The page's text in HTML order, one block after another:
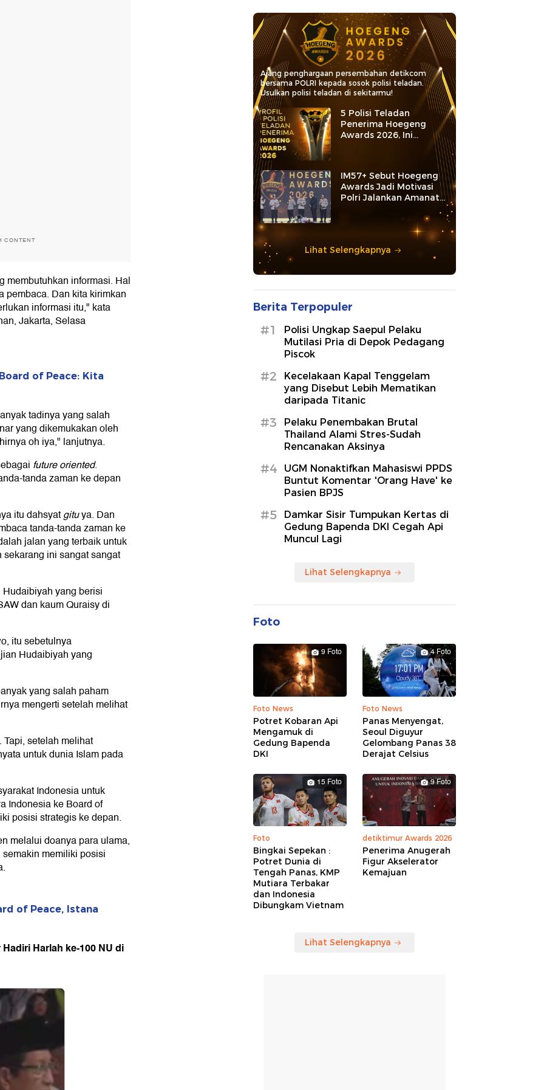
CONTENT
membutuhkan informasi. Hal
pembaca. Dan kita kirimkan
informasi itu," kata
Jakarta, Selasa
of Peace: Kita
tadinya yang salah
yang dikemukakan oleh
oh iya," lanjutnya.
future oriented.
tanda zaman ke depan
itu dahsyatgituya. Dan
tanda-tanda zaman ke
jalan yang terbaik untuk
ini sangat sangat
yang berisi
dan kaum Quraisy di
itu sebetulnya
Hudaibiyah yang
yang salah paham
mengerti setelah melihat
setelah melihat
untuk dunia Islam pada
Indonesia untuk
Indonesia ke Board of
posisi strategis ke depan.
melalui doanya para ulama,
memiliki posisi
of Peace, Istana
Harlah ke-100 NU di
Ajang penghargaan persembahan detikcom
bersama POLRI kepada sosok polisi teladan.
Usulkan polisi teladan di sekitarmu!
5 Polisi Teladan
Penerima Hoegeng
Awards 2026, Ini
Kategori dan Kiprahnya
IM57+ Sebut Hoegeng
Awards Jadi Motivasi
Polri Jalankan Amanat
Lihat Selengkapnya
Berita Terpopuler
#1
Polisi Ungkap Saepul Pelaku
Mutilasi Pria di Depok Pedagang
Piscok
#2
Kecelakaan Kapal Tenggelam
yang Disebut Lebih Mematikan
daripada Titanic
#3
Pelaku Penembakan Brutal
Thailand Alami Stres-Sudah
Rencanakan Aksinya
#4
UGM Nonaktifkan Mahasiswi PPDS
Buntut Komentar 'Orang Have' ke
Pasien BPJS
#5
Damkar Sisir Tumpukan Kertas di
Gedung Bapenda DKI Cegah Api
Muncul Lagi
Lihat Selengkapnya
Foto
9 Foto
Foto News
Potret Kobaran Api
Mengamuk di
Gedung Bapenda
DKI
4 Foto
Foto News
Panas Menyengat,
Seoul Diguyur
Gelombang Panas 38
Derajat Celsius
15 Foto
Foto
Bingkai Sepekan :
Potret Dunia di
Tengah Panas, KMP
Mutiara Terbakar
dan Indonesia
Dibungkam Vietnam
9 Foto
detiktimur Awards 2026
Penerima Anugerah
Figur Akselerator
Kemajuan
Lihat Selengkapnya